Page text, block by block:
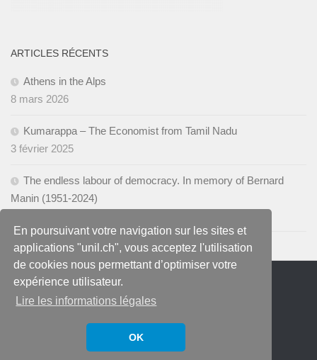
En poursuivant votre navigation sur les sites et
applications "unil.ch", vous acceptez l'utilisation
de cookies nous permettant d’optimiser votre
expérience utilisateur.
Lire les informations légales
OK
ARTICLES RÉCENTS
Athens in the Alps
8 mars 2026
Kumarappa – The Economist from Tamil Nadu
3 février 2025
The endless labour of democracy. In memory of Bernard
Manin (1951-2024)
Blog du Centre Walras Pareto © 2026.